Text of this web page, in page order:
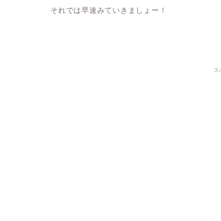
それでは早速みていきましょー！
ス